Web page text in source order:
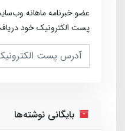
عضو خبرنامه ماهانه
پست الکترونیک خود
بایگانی نوشته‌ها